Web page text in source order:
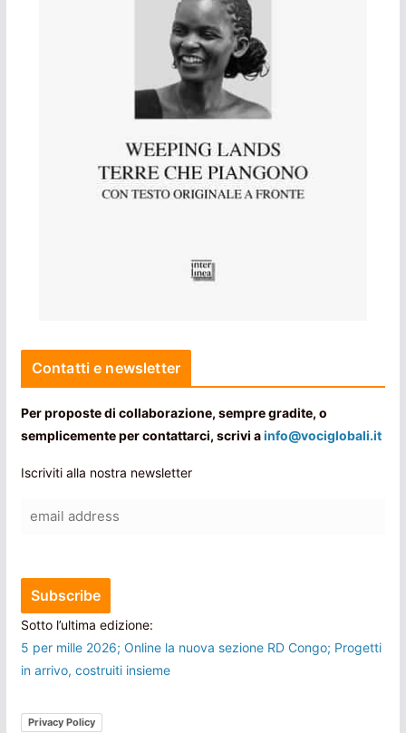
Contatti e newsletter
Per proposte di collaborazione, sempre gradite, o
semplicemente per contattarci, scrivi ainfo@vociglobali.it
Iscriviti alla nostra newsletter
Sotto l’ultima edizione:
5 per mille 2026; Online la nuova sezione RD Congo; Progetti
in arrivo, costruiti insieme
Privacy Policy